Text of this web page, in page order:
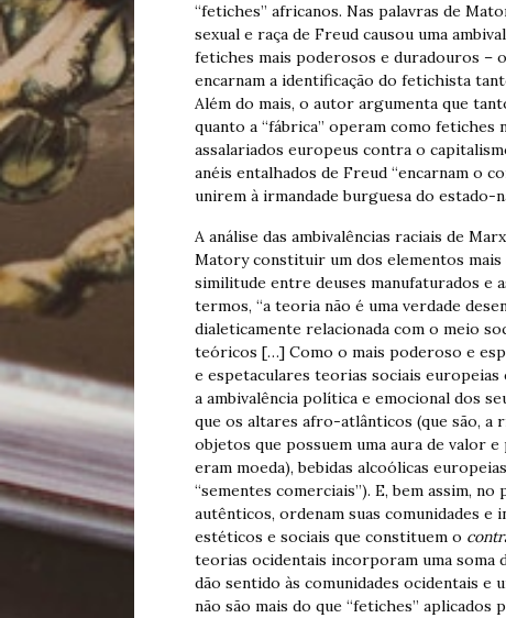
“fetiches” africanos. Nas palavras de
sexual e raça de Freud causou uma
fetiches mais poderosos e duradouros –
encarnam a identificação do fetichista
Além do mais, o autor argumenta que
quanto a “fábrica” operam como fetiches
assalariados europeus contra o
anéis entalhados de Freud “encarnam o
unirem à irmandade burguesa do estado-
A análise das ambivalências raciais de
Matory constituir um dos elementos mais
similitude entre deuses manufaturados e
termos, “a teoria não é uma verdade
dialeticamente relacionada com o meio
teóricos […] Como o mais poderoso e
e espetaculares teorias sociais europeias
a ambivalência política e emocional dos
que os altares afro-atlânticos (que são, a
objetos que possuem uma aura de valor
eram moeda), bebidas alcoólicas
“sementes comerciais”). E, bem assim,
autênticos, ordenam suas comunidades
estéticos e sociais que constituem o
teorias ocidentais incorporam uma soma
dão sentido às comunidades ocidentais e
não são mais do que “fetiches”